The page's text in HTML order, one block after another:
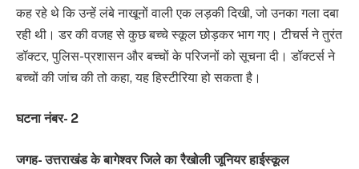
कह रहे थे कि उन्हें लंबे नाखूनों वाली एक लड़की दिखी, जो उनका गला दबा
रही थी। डर की वजह से कुछ बच्चे स्कूल छोड़कर भाग गए। टीचर्स ने तुरंत
डॉक्टर, पुलिस-प्रशासन और बच्चों के परिजनों को सूचना दी। डॉक्टर्स ने
बच्चों की जांच की तो कहा, यह हिस्टीरिया हो सकता है।
घटना नंबर- 2
जगह- उत्तराखंड के बागेश्वर जिले का रैखोली जूनियर हाईस्कूल